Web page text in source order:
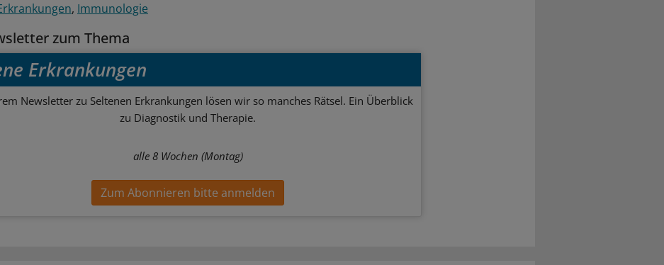
Immunologie
zum Thema
Erkrankungen
Newsletter zu Seltenen Erkrankungen lösen wir so manches Rätsel. Ein Überblick
zu Diagnostik und Therapie.
alle 8 Wochen (Montag)
Zum Abonnieren bitte anmelden